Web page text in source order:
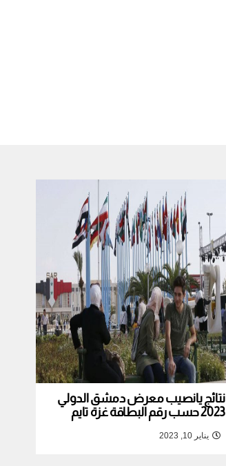
نتائج يانصيب معرض دمشق الدولي
2023 حسب رقم البطاقة غزة تايم
يناير 10, 2023